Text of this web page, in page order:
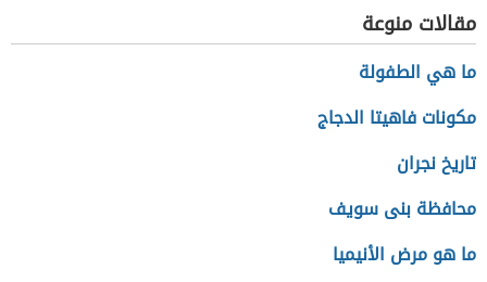
مقالات منوعة
ما هي الطفولة
مكونات فاهيتا الدجاج
تاريخ نجران
محافظة بنى سويف
ما هو مرض الأنيميا